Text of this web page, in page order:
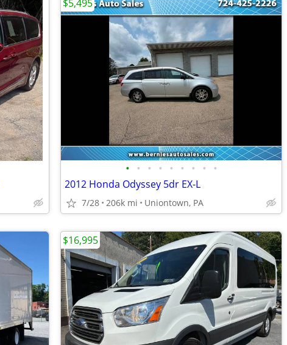
• • • • • • • • •
2012 Honda Odyssey 5dr EX-L
7/28 206k mi Uniontown, PA
$5,495
$16,995